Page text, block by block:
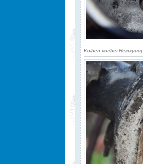
Kolben vor/bei Reinigung